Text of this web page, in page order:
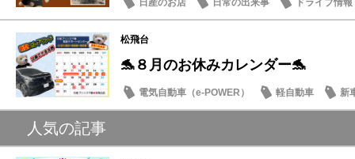
日産のお店 日常の出来事 ドライブ情報
松飛台
🐬８月のお休みカレンダー🐬
電気自動車（e-POWER） 軽自動車
新
日産のお店
人気の記事